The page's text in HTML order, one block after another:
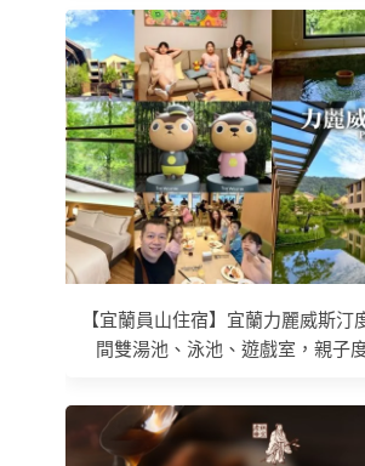
【宜蘭員山住宿】宜蘭力麗威斯汀
間雙湯池、泳池、遊戲室，親子